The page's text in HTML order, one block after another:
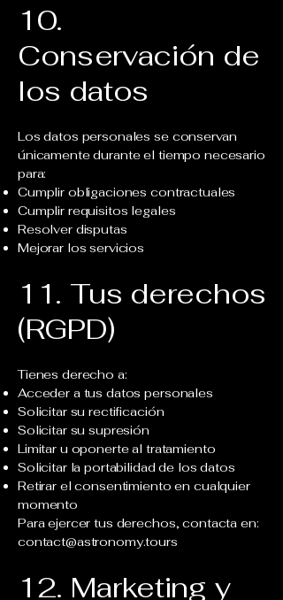
10.
Conservación de
los datos
Los datos personales se conservan
únicamente durante el tiempo necesario
para:
Cumplir obligaciones contractuales
Cumplir requisitos legales
Resolver disputas
Mejorar los servicios
11. Tus derechos
(RGPD)
Tienes derecho a:
Acceder a tus datos personales
Solicitar su rectificación
Solicitar su supresión
Limitar u oponerte al tratamiento
Solicitar la portabilidad de los datos
Retirar el consentimiento en cualquier
momento
Para ejercer tus derechos, contacta en:
contact@astronomy.tours
12. Marketing y